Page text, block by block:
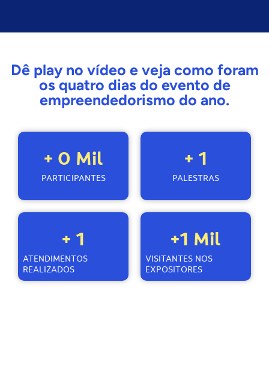
Dê play no vídeo e veja como foram
os quatro dias do evento de
empreendedorismo do ano.
PARTICIPANTES
+ 0 Mil
PALESTRAS
+ 1
ATENDIMENTOS
REALIZADOS
+ 1
VISITANTES NOS
EXPOSITORES
+1 Mil